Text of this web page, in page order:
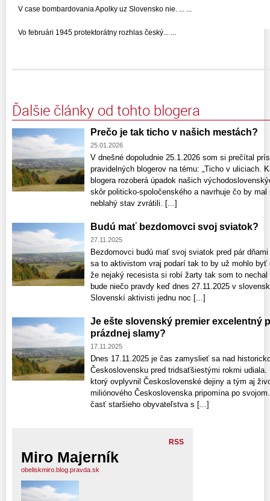
V case bombardovania Apolky uz Slovensko nie. ... ...
Vo februári 1945 protektorátny rozhlas český... ...
Ďalšie články od tohto blogera
Prečo je tak ticho v našich mestách?
25.01.2026
V dnešné dopoludnie 25.1.2026 som si prečítal
pravidelných blogerov na tému: „Ticho v uliciach.
blogera rozoberá úpadok našich
skôr politicko-spoločenského a navrhuje čo by
neblahý stav zvrátili. [...]
Budú mať bezdomovci svoj sviatok?
27.11.2025
Bezdomovci budú mať svoj sviatok pred pár
sa to aktivistom vraj podarí tak to by už mohlo byť
že nejaký recesista si robí žarty tak som to
bude niečo pravdy keď dnes 27.11.2025 v
Slovenskí aktivisti jednu noc [...]
Je ešte slovenský premier excelentný
prázdnej slamy?
17.11.2025
Dnes 17.11.2025 je čas zamyslieť sa nad
Československu pred tridsaťšiestými rokmi
ktorý ovplyvnil Československé dejiny a tým aj
miliónového Československa pripomína po
časť staršieho obyvateľstva s [...]
RSS
Miro Majerník
obeliskmiro.blog.pravda.sk